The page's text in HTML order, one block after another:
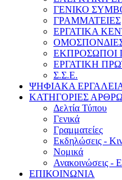
ΓΕΝΙΚΟ
ΓΡΑΜΜΑΤΕΙΕΣ
ΕΡΓΑΤΙΚΑ
ΕΚΠΡΟΣΩΠΟΙ
ΕΡΓΑΤΙΚΗ
Σ.Σ.Ε.
ΨΗΦΙΑΚΑ
ΚΑΤΗΓΟΡΙΕΣ
Δελτία Τύπου
Γενικά
Γραμματείες
Εκδηλώσεις -
Νομικά
Ανακοινώσεις -
ΕΠΙΚΟΙΝΩΝΙΑ